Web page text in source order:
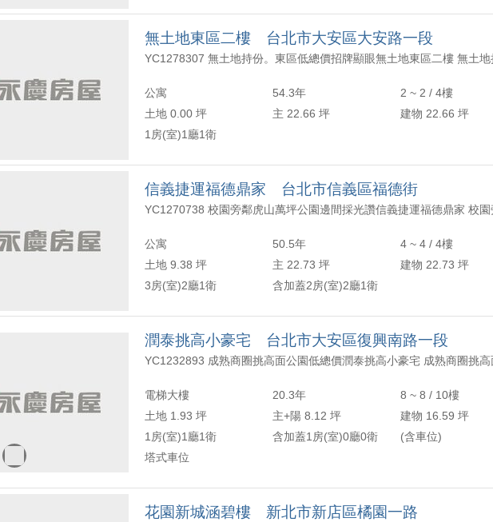
新店區
音區
萬 - 坪
無土地東區二樓 台北市大安區大安路一段
公寓 54.3年
2 ~ 2 / 4樓
土地 0.00 坪
主 22.66 坪
建物 22.66 坪
1房(室)1廳1衛
信義捷運福德鼎家 台北市信義區福德街
公寓 50.5年
4 ~ 4 / 4樓
土地 9.38 坪
主 22.73 坪
建物 22.73 坪
3房(室)2廳1衛
含加蓋2房(室)2廳1衛
潤泰挑高小豪宅 台北市大安區復興南路一段
電梯大樓 20.3年
8 ~ 8 / 10樓
土地 1.93 坪
主+陽 8.12 坪
建物 16.59 坪
1房(室)1廳1衛
含加蓋1房(室)0廳0衛
(含車位)
塔式車位
花園新城涵碧樓 新北市新店區橘園一路